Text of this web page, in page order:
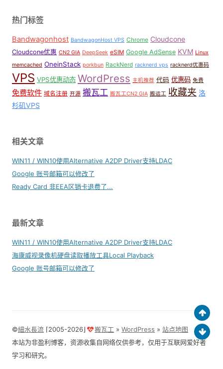
热门标签
Bandwagonhost BandwagonHost VPS Chrome Cloudcone
Cloudcone优惠 CN2 GIA DeepSeek eSIM Google AdSense KVM Linux
memcached OneinStack porkbun RackNerd racknerd vps racknerd优惠码
VPS VPS优惠动态 WordPress 主机推荐 代码 优惠码 免费
免费软件 域名注册 开源 搬瓦工 搬瓦工CN2 GIA 搬运工 收藏夹 洛
杉矶VPS
相关文章
WIN11 / WIN10使用Alternative A2DP Driver支持LDAC
Google 账号邮箱可以修改了
Ready Card 非EEA区销卡退费了...
最新文章
WIN11 / WIN10使用Alternative A2DP Driver支持LDAC
海康威视录像机硬盘读取播放工具Local Playback
Google 账号邮箱可以修改了
©細水長流 ⌈2005-2026⌋ 搬瓦工 »WordPress »站点地图
本站为非盈利博客，资源收集自网络仅供参考，仅用于互联网爱好者
学习和研究。